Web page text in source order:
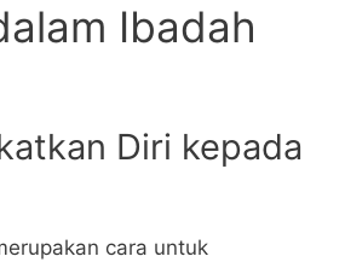
Ibadah
Diri kepada
cara untuk